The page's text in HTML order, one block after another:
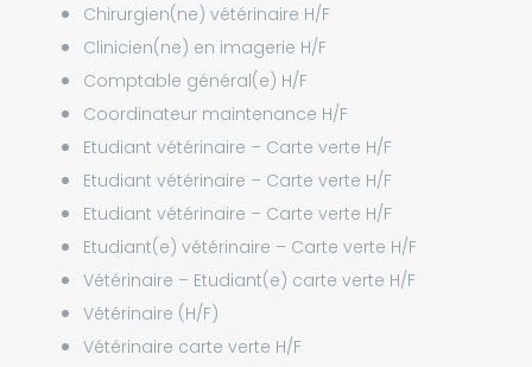
Chirurgien(ne) vétérinaire H/F
Clinicien(ne) en imagerie H/F
Comptable général(e) H/F
Coordinateur maintenance H/F
Etudiant vétérinaire – Carte verte H/F
Etudiant vétérinaire – Carte verte H/F
Etudiant vétérinaire – Carte verte H/F
Etudiant(e) vétérinaire – Carte verte H/F
Vétérinaire – Etudiant(e) carte verte H/F
Vétérinaire (H/F)
Vétérinaire carte verte H/F